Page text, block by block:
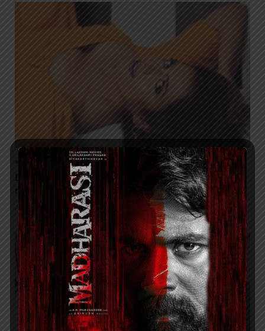
*”No Need of Weapons – When ‘Brain’ is the
Deadliest One to Deal The Game. Beep – A Top-
notch Crime Thriller is on the way”*
August 1, 2026